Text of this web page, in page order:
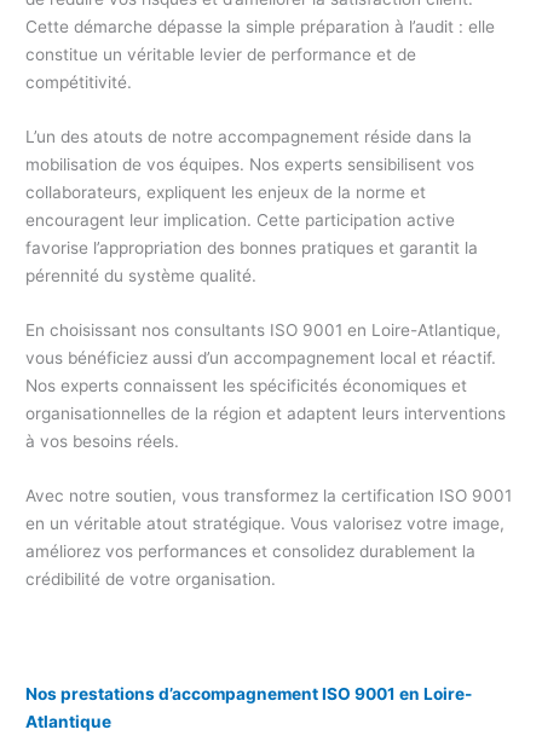
Cette démarche dépasse la simple préparation à l’audit : elle
constitue un véritable levier de performance et de
compétitivité.
L’un des atouts de notre accompagnement réside dans la
mobilisation de vos équipes. Nos experts sensibilisent vos
collaborateurs, expliquent les enjeux de la norme et
encouragent leur implication. Cette participation active
favorise l’appropriation des bonnes pratiques et garantit la
pérennité du système qualité.
En choisissant nos consultants ISO 9001 en Loire-Atlantique,
vous bénéficiez aussi d’un accompagnement local et réactif.
Nos experts connaissent les spécificités économiques et
organisationnelles de la région et adaptent leurs interventions
à vos besoins réels.
Avec notre soutien, vous transformez la certification ISO 9001
en un véritable atout stratégique. Vous valorisez votre image,
améliorez vos performances et consolidez durablement la
crédibilité de votre organisation.
Nos prestations d’accompagnement ISO 9001 en Loire-
Atlantique